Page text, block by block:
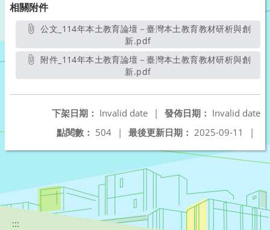
相關附件
公文_114年本土教育論壇－臺灣本土教育教材研析與創
新.pdf另開新視窗
附件_114年本土教育論壇－臺灣本土教育教材研析與創
新.pdf另開新視窗
發佈日期： Invalid date
下架日期： Invalid date
|
最後更新日期： 2025-09-11 |
點閱數： 504 |
:::